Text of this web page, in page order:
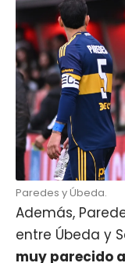
Paredes y Úbeda.
Además,
entre Úbeda y
muy parecido